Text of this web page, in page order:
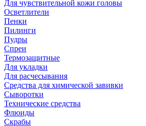
Для чувствительной кожи головы
Осветлители
Пенки
Пилинги
Пудры
Спреи
Термозащитные
Для укладки
Для расчесывания
Средства для химической завивки
Сыворотки
Технические средства
Флюиды
Скрабы